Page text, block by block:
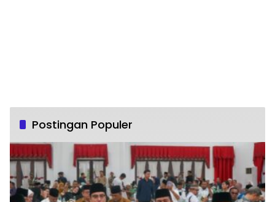
Postingan Populer